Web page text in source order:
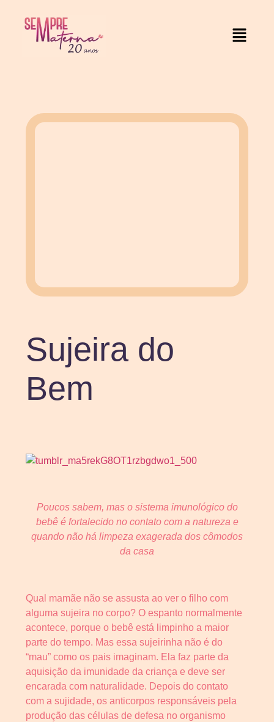
Sujeira do
Bem
Poucos sabem, mas o sistema imunológico do
bebê é fortalecido no contato com a natureza e
quando não há limpeza exagerada dos cômodos
da casa
Qual mamãe não se assusta ao ver o filho com
alguma sujeira no corpo? O espanto normalmente
acontece, porque o bebê está limpinho a maior
parte do tempo. Mas essa sujeirinha não é do
“mau” como os pais imaginam. Ela faz parte da
aquisição da imunidade da criança e deve ser
encarada com naturalidade. Depois do contato
com a sujidade, os anticorpos responsáveis pela
produção das células de defesa no organismo